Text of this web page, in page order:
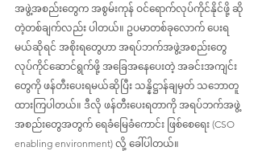
အဖွဲ့အစည်းတွေက အစွမ်းကုန် ဝင်ရောက်လုပ်ကိုင်နိုင်ဖို့ ဆို
တဲ့တစ်ချက်လည်း ပါတယ်။ ဥပမာတစ်ခုလောက် ပေးရ
မယ်ဆိုရင် အစိုးရတွေဟာ အရပ်ဘက်အဖွဲ့အစည်းတွေ
လုပ်ကိုင်ဆောင်ရွက်ဖို့ အခြေအနေပေးတဲ့ အခင်းအကျင်း
တွေကို ဖန်တီးပေးရမယ်ဆိုပြီး သန္နိဋ္ဌာန်ချမှတ် သဘောတူ
ထားကြပါတယ်။ ဒီလို ဖန်တီးပေးရတာကို အရပ်ဘက်အဖွဲ့
အစည်းတွေအတွက် ရေခံမြေခံကောင်း ဖြစ်စေရေး (CSO
enabling environment) လို့ ခေါ်ပါတယ်။